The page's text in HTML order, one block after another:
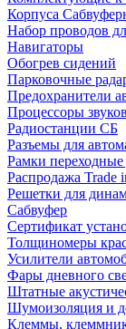
Корпуса
Набор проводов
Навигаторы
Обогрев сидений
Парковочные
Предохранители
Процессоры
Радиостанции СБ
Разъемы для
Рамки переходные
Распродажа Trade
Решетки для
Сабвуфер
Сертификат
Толщиномеры
Усилители
Фары дневного
Штатные
Шумоизоляция и
Клеммы,